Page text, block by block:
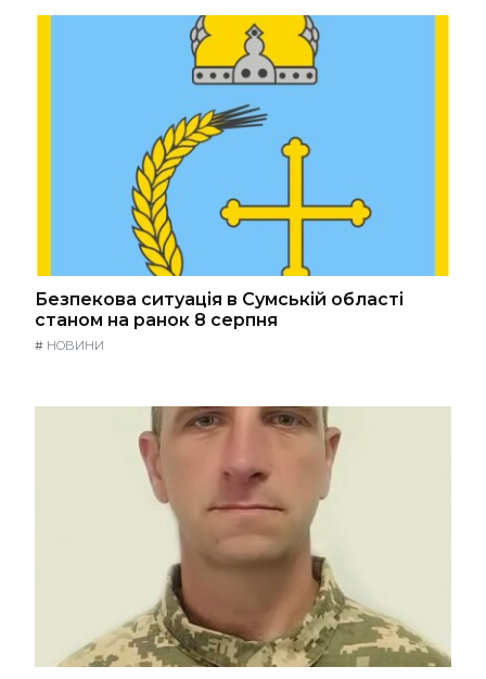
Безпекова ситуація в Сумській області
станом на ранок 8 серпня
# НОВИНИ